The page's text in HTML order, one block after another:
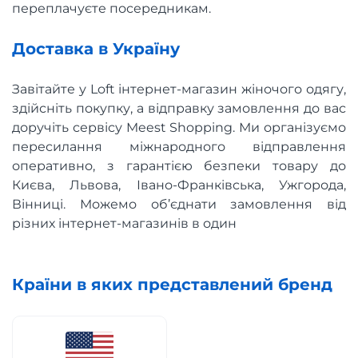
переплачуєте посередникам.
Доставка в Україну
Завітайте у Loft інтернет-магазин жіночого одягу,
здійсніть покупку, а відправку замовлення до вас
доручіть сервісу Meest Shopping. Ми організуємо
пересилання міжнародного відправлення
оперативно, з гарантією безпеки товару до
Києва, Львова, Івано-Франківська, Ужгорода,
Вінниці. Можемо об’єднати замовлення від
різних інтернет-магазинів в один
Країни в яких представлений бренд